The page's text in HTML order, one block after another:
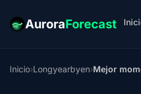
AuroraForecast
Inicio›Longyearbyen›Mejor